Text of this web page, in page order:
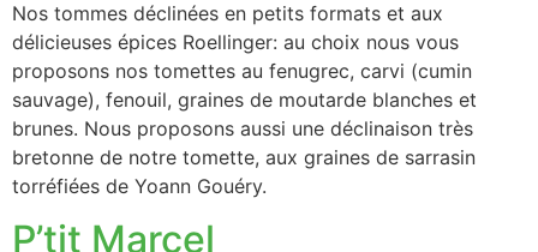
Nos tommes déclinées en petits formats et aux
délicieuses épices Roellinger: au choix nous vous
proposons nos tomettes au fenugrec, carvi (cumin
sauvage), fenouil, graines de moutarde blanches et
brunes. Nous proposons aussi une déclinaison très
bretonne de notre tomette, aux graines de sarrasin
torréfiées de Yoann Gouéry.
P’tit Marcel